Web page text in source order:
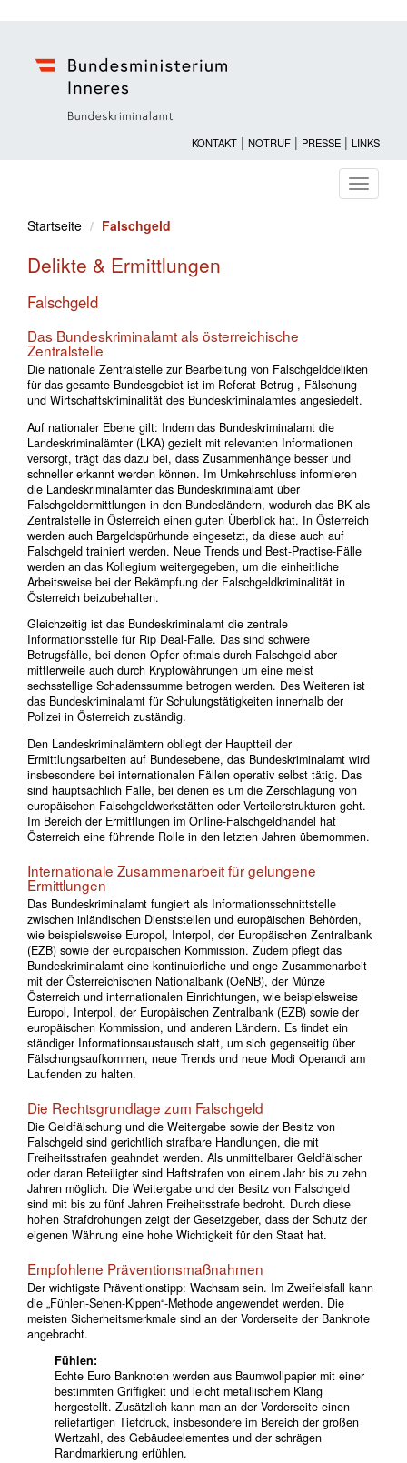
KONTAKT | NOTRUF | PRESSE | LINKS
ein-/
Startseite
Falschgeld
Delikte & Ermittlungen
Falschgeld
Das Bundeskriminalamt als österreichische
Zentralstelle
Die nationale Zentralstelle zur Bearbeitung von Falschgelddelikten
für das gesamte Bundesgebiet ist im Referat Betrug-, Fälschung-
und Wirtschaftskriminalität des Bundeskriminalamtes angesiedelt.
Auf nationaler Ebene gilt: Indem das Bundeskriminalamt die
Landeskriminalämter (LKA) gezielt mit relevanten Informationen
versorgt, trägt das dazu bei, dass Zusammenhänge besser und
schneller erkannt werden können. Im Umkehrschluss informieren
die Landeskriminalämter das Bundeskriminalamt über
Falschgeldermittlungen in den Bundesländern, wodurch das BK als
Zentralstelle in Österreich einen guten Überblick hat. In Österreich
werden auch Bargeldspürhunde eingesetzt, da diese auch auf
Falschgeld trainiert werden. Neue Trends und Best-Practise-Fälle
werden an das Kollegium weitergegeben, um die einheitliche
Arbeitsweise bei der Bekämpfung der Falschgeldkriminalität in
Österreich beizubehalten.
Gleichzeitig ist das Bundeskriminalamt die zentrale
Informationsstelle für Rip Deal-Fälle. Das sind schwere
Betrugsfälle, bei denen Opfer oftmals durch Falschgeld aber
mittlerweile auch durch Kryptowährungen um eine meist
sechsstellige Schadenssumme betrogen werden. Des Weiteren ist
das Bundeskriminalamt für Schulungstätigkeiten innerhalb der
Polizei in Österreich zuständig.
Den Landeskriminalämtern obliegt der Hauptteil der
Ermittlungsarbeiten auf Bundesebene, das Bundeskriminalamt wird
insbesondere bei internationalen Fällen operativ selbst tätig. Das
sind hauptsächlich Fälle, bei denen es um die Zerschlagung von
europäischen Falschgeldwerkstätten oder Verteilerstrukturen geht.
Im Bereich der Ermittlungen im Online-Falschgeldhandel hat
Österreich eine führende Rolle in den letzten Jahren übernommen.
Internationale Zusammenarbeit für gelungene
Ermittlungen
Das Bundeskriminalamt fungiert als Informationsschnittstelle
zwischen inländischen Dienststellen und europäischen Behörden,
wie beispielsweise Europol, Interpol, der Europäischen Zentralbank
(EZB) sowie der europäischen Kommission. Zudem pflegt das
Bundeskriminalamt eine kontinuierliche und enge Zusammenarbeit
mit der Österreichischen Nationalbank (OeNB), der Münze
Österreich und internationalen Einrichtungen, wie beispielsweise
Europol, Interpol, der Europäischen Zentralbank (EZB) sowie der
europäischen Kommission, und anderen Ländern. Es findet ein
ständiger Informationsaustausch statt, um sich gegenseitig über
Fälschungsaufkommen, neue Trends und neue Modi Operandi am
Laufenden zu halten.
Die Rechtsgrundlage zum Falschgeld
Die Geldfälschung und die Weitergabe sowie der Besitz von
Falschgeld sind gerichtlich strafbare Handlungen, die mit
Freiheitsstrafen geahndet werden. Als unmittelbarer Geldfälscher
oder daran Beteiligter sind Haftstrafen von einem Jahr bis zu zehn
Jahren möglich. Die Weitergabe und der Besitz von Falschgeld
sind mit bis zu fünf Jahren Freiheitsstrafe bedroht. Durch diese
hohen Strafdrohungen zeigt der Gesetzgeber, dass der Schutz der
eigenen Währung eine hohe Wichtigkeit für den Staat hat.
Empfohlene Präventionsmaßnahmen
Der wichtigste Präventionstipp: Wachsam sein. Im Zweifelsfall kann
die „Fühlen-Sehen-Kippen“-Methode angewendet werden. Die
meisten Sicherheitsmerkmale sind an der Vorderseite der Banknote
angebracht.
Fühlen:
Echte Euro Banknoten werden aus Baumwollpapier mit einer
bestimmten Griffigkeit und leicht metallischem Klang
hergestellt. Zusätzlich kann man an der Vorderseite einen
reliefartigen Tiefdruck, insbesondere im Bereich der großen
Wertzahl, des Gebäudeelementes und der schrägen
Randmarkierung erfühlen.